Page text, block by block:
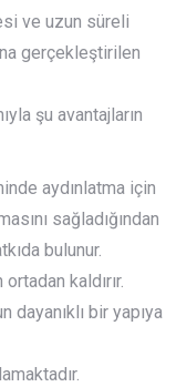
ve uzun süreli
gerçekleştirilen
şu avantajların
aydınlatma için
sağladığından
bulunur.
kaldırır.
dayanıklı bir yapıya